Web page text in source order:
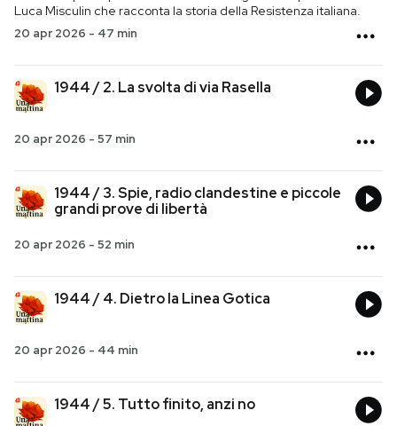
PODCAST
NEWSLETTER
SHOP
CALENDARIO
Luca Misculin che racconta la storia della Resistenza italiana.
20 apr 2026 - 47 min
1944 / 2. La svolta di via Rasella
20 apr 2026 - 57 min
1944 / 3. Spie, radio clandestine e piccole
grandi prove di libertà
20 apr 2026 - 52 min
1944 / 4. Dietro la Linea Gotica
20 apr 2026 - 44 min
1944 / 5. Tutto finito, anzi no